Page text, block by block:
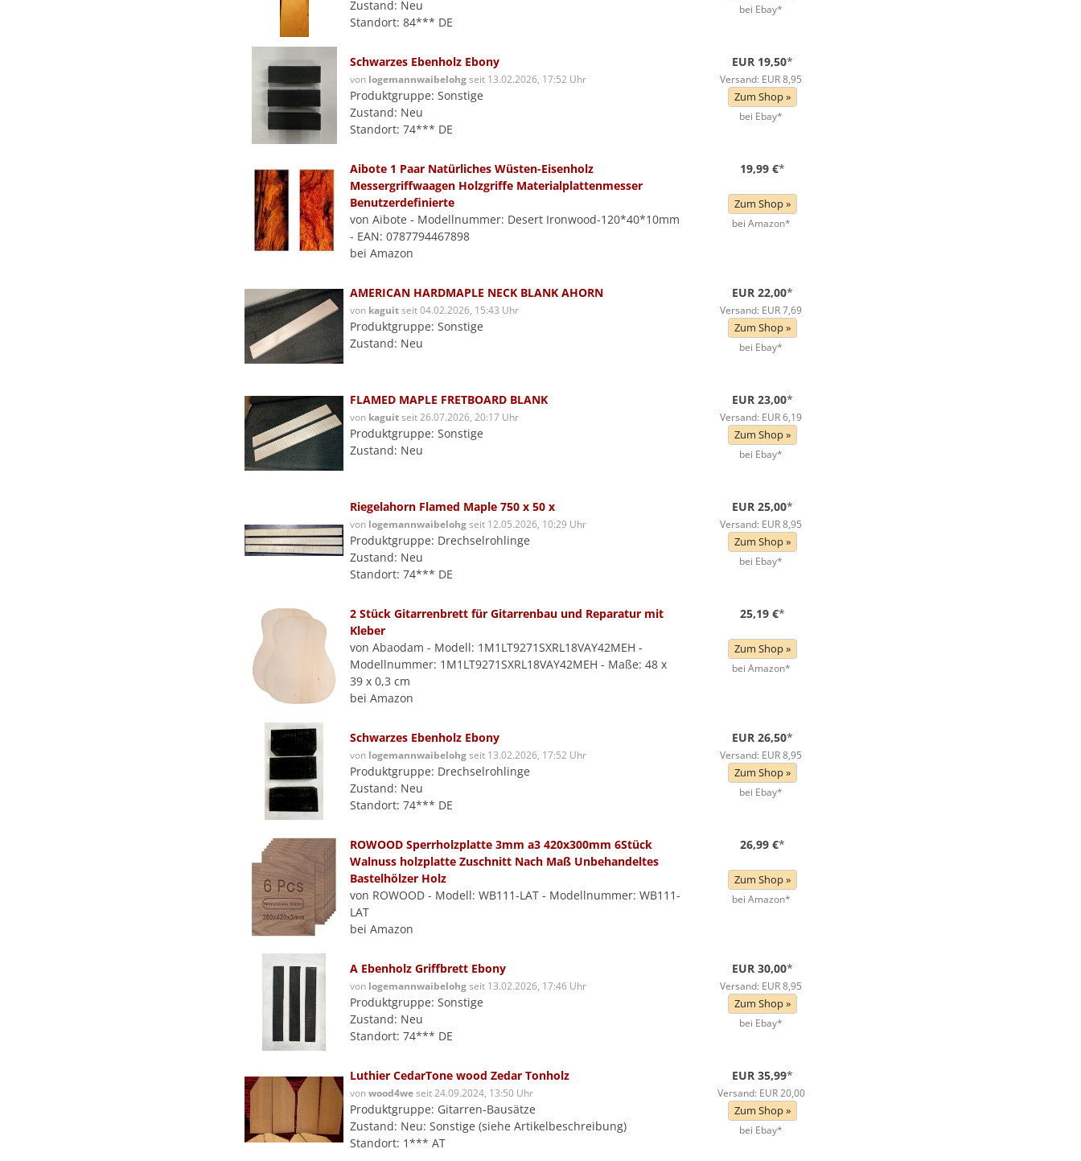
Zustand: Neu
Standort: 84*** DE
bei Ebay*
Schwarzes Ebenholz Ebony
von logemannwaibelohgseit 13.02.2026, 17:52 Uhr
Produktgruppe: Sonstige
Zustand: Neu
Standort: 74*** DE
EUR 19,50*
Versand: EUR 8,95
Zum Shop »
bei Ebay*
Aibote 1 Paar Natürliches Wüsten-Eisenholz
Messergriffwaagen Holzgriffe Materialplattenmesser
Benutzerdefinierte
von Aibote - Modellnummer: Desert Ironwood-120*40*10mm
- EAN: 0787794467898
bei Amazon
19,99 €*
Zum Shop »
bei Amazon*
AMERICAN HARDMAPLE NECK BLANK AHORN
von kaguitseit 04.02.2026, 15:43 Uhr
Produktgruppe: Sonstige
Zustand: Neu
EUR 22,00*
Versand: EUR 7,69
Zum Shop »
bei Ebay*
FLAMED MAPLE FRETBOARD BLANK
von kaguitseit 26.07.2026, 20:17 Uhr
Produktgruppe: Sonstige
Zustand: Neu
EUR 23,00*
Versand: EUR 6,19
Zum Shop »
bei Ebay*
Riegelahorn Flamed Maple 750 x 50 x
von logemannwaibelohgseit 12.05.2026, 10:29 Uhr
Produktgruppe: Drechselrohlinge
Zustand: Neu
Standort: 74*** DE
EUR 25,00*
Versand: EUR 8,95
Zum Shop »
bei Ebay*
2 Stück Gitarrenbrett für Gitarrenbau und Reparatur mit
Kleber
von Abaodam - Modell: 1M1LT9271SXRL18VAY42MEH -
Modellnummer: 1M1LT9271SXRL18VAY42MEH - Maße: 48 x
39 x 0,3 cm
bei Amazon
25,19 €*
Zum Shop »
bei Amazon*
Schwarzes Ebenholz Ebony
von logemannwaibelohgseit 13.02.2026, 17:52 Uhr
Produktgruppe: Drechselrohlinge
Zustand: Neu
Standort: 74*** DE
EUR 26,50*
Versand: EUR 8,95
Zum Shop »
bei Ebay*
ROWOOD Sperrholzplatte 3mm a3 420x300mm 6Stück
Walnuss holzplatte Zuschnitt Nach Maß Unbehandeltes
Bastelhölzer Holz
von ROWOOD - Modell: WB111-LAT - Modellnummer: WB111-
LAT
bei Amazon
26,99 €*
Zum Shop »
bei Amazon*
A Ebenholz Griffbrett Ebony
von logemannwaibelohgseit 13.02.2026, 17:46 Uhr
Produktgruppe: Sonstige
Zustand: Neu
Standort: 74*** DE
EUR 30,00*
Versand: EUR 8,95
Zum Shop »
bei Ebay*
Luthier CedarTone wood Zedar Tonholz
vonwood4weseit 24.09.2024, 13:50 Uhr
Produktgruppe: Gitarren-Bausätze
Zustand: Neu: Sonstige (siehe Artikelbeschreibung)
Standort: 1*** AT
EUR 35,99*
Versand: EUR 20,00
Zum Shop »
bei Ebay*